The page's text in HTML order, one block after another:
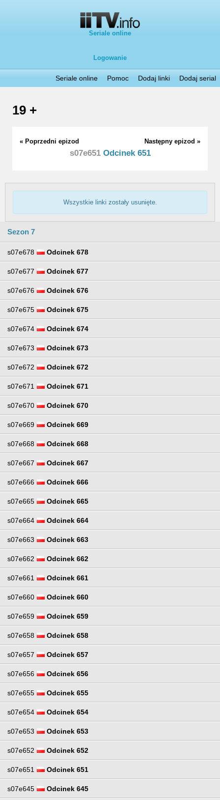
Seriale online
Logowanie
Seriale online Pomoc Dodaj linki Dodaj serial
19 +
« Poprzedni epizod Następny epizod »
s07e651Odcinek 651
Wszystkie linki zostały usunięte.
Sezon 7
s07e678 Odcinek 678
s07e677 Odcinek 677
s07e676 Odcinek 676
s07e675 Odcinek 675
s07e674 Odcinek 674
s07e673 Odcinek 673
s07e672 Odcinek 672
s07e671 Odcinek 671
s07e670 Odcinek 670
s07e669 Odcinek 669
s07e668 Odcinek 668
s07e667 Odcinek 667
s07e666 Odcinek 666
s07e665 Odcinek 665
s07e664 Odcinek 664
s07e663 Odcinek 663
s07e662 Odcinek 662
s07e661 Odcinek 661
s07e660 Odcinek 660
s07e659 Odcinek 659
s07e658 Odcinek 658
s07e657 Odcinek 657
s07e656 Odcinek 656
s07e655 Odcinek 655
s07e654 Odcinek 654
s07e653 Odcinek 653
s07e652 Odcinek 652
s07e651 Odcinek 651
s07e645 Odcinek 645